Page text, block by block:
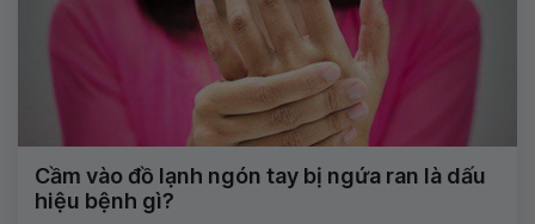
Cầm vào đồ lạnh ngón tay bị ngứa ran là dấu
hiệu bệnh gì?